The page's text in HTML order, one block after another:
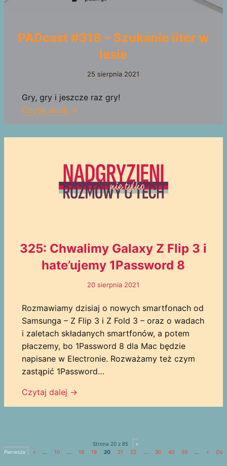
PADcast #318 – Szukanie liter w
lesie
25 sierpnia 2021
Gry, gry i jeszcze raz gry!
Czytaj dalej →
325: Chwalimy Galaxy Z Flip 3 i
hate’ujemy 1Password 8
20 sierpnia 2021
Rozmawiamy dzisiaj o nowych smartfonach od
Samsunga – Z Flip 3 i Z Fold 3 – oraz o wadach
i zaletach składanych smartfonów, a potem
płaczemy, bo 1Password 8 dla Mac będzie
napisane w Electronie. Rozważamy też czym
zastąpić 1Password…
Czytaj dalej →
Strona 20 z 85
«
Pierwsza
« 10 18 19 20 21 22 30 40 50 »